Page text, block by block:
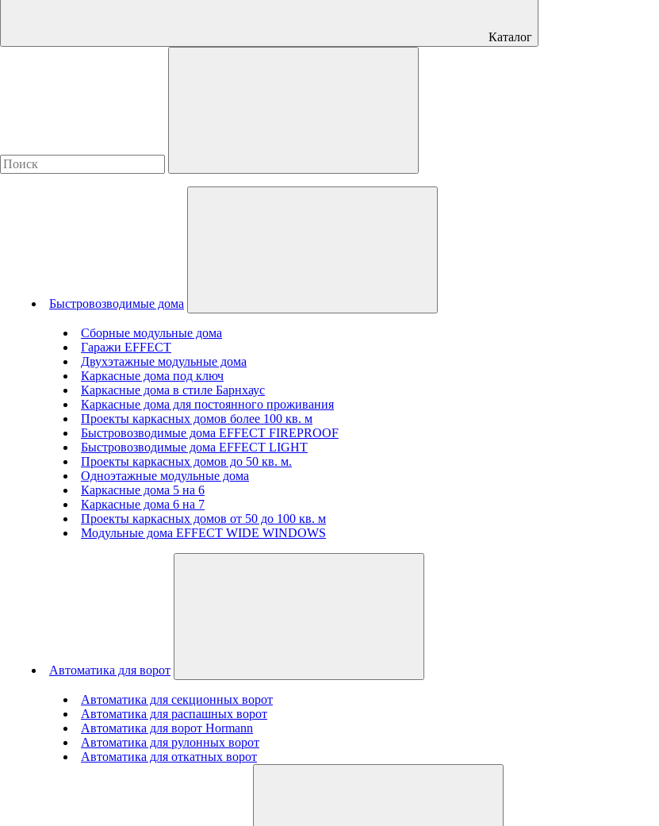
Каталог
Быстровозводимые дома
Сборные модульные дома
Гаражи EFFECT
Двухэтажные модульные дома
Каркасные дома под ключ
Каркасные дома в стиле Барнхаус
Каркасные дома для постоянного проживания
Проекты каркасных домов более 100 кв. м
Быстровозводимые дома EFFECT FIREPROOF
Быстровозводимые дома EFFECT LIGHT
Проекты каркасных домов до 50 кв. м.
Одноэтажные модульные дома
Каркасные дома 5 на 6
Каркасные дома 6 на 7
Проекты каркасных домов от 50 до 100 кв. м
Модульные дома EFFECT WIDE WINDOWS
Автоматика для ворот
Автоматика для секционных ворот
Автоматика для распашных ворот
Автоматика для ворот Hormann
Автоматика для рулонных ворот
Автоматика для откатных ворот